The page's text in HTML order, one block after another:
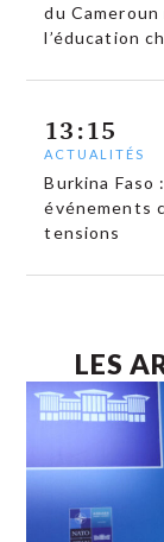
du
l’éducation
13:15
ACTUALITÉS
Burkina Faso
événements
tensions
LES